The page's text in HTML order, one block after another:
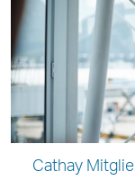
Cathay